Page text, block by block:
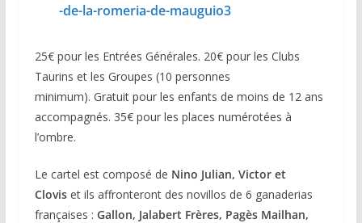
-de-la-romeria-de-mauguio3
25€ pour les Entrées Générales. 20€ pour les Clubs
Taurins et les Groupes (10 personnes
minimum). Gratuit pour les enfants de moins de 12 ans
accompagnés. 35€ pour les places numérotées à
l’ombre.
Le cartel est composé de Nino Julian, Victor et
Clovis et ils affronteront des novillos de 6 ganaderias
françaises : Gallon, Jalabert Frères, Pagès Mailhan,